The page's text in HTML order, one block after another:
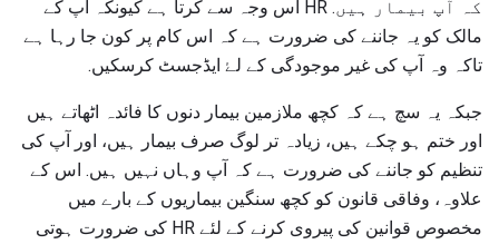
کہ آپ بیمار ہیں. HR اس وجہ سے کرتا ہے کیونکہ آپ کے
مالک کو یہ جاننے کی ضرورت ہے کہ اس کام پر کون جا رہا ہے
تاکہ وہ آپ کی غیر موجودگی کے لۓ ایڈجسٹ کرسکیں.
جبکہ یہ سچ ہے کہ کچھ ملازمین بیمار دنوں کا فائدہ اٹھاتے ہیں
اور ختم ہو چکے ہیں، زیادہ تر لوگ صرف بیمار ہیں، اور آپ کی
تنظیم کو جاننے کی ضرورت ہے کہ آپ وہاں نہیں ہیں. اس کے
علاوہ، وفاقی قانون کو کچھ سنگین بیماریوں کے بارے میں
مخصوص قوانین کی پیروی کرنے کے لئے HR کی ضرورت ہوتی